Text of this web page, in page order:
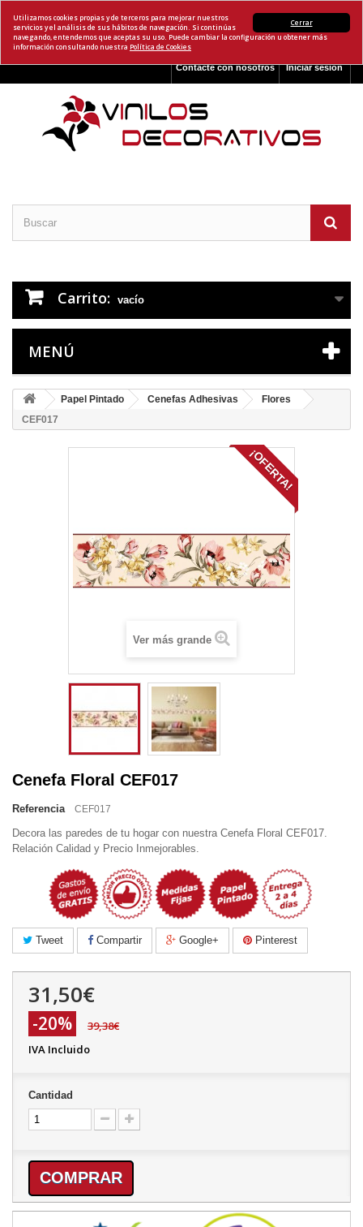
Cerrar
Utilizamos cookies propias y de terceros para mejorar nuestros
servicios y el análisis de sus hábitos de navegación. Si continúas
navegando, entendemos que aceptas su uso. Puede cambiar la configuración u obtener más
información consultando nuestra Política de Cookies
Iniciar sesión
Contacte con nosotros
Carrito: vacío
MENÚ
Papel Pintado Cenefas Adhesivas
Flores
CEF017
¡OFERTA!
Ver más grande
Cenefa Floral CEF017
Referencia CEF017
Decora las paredes de tu hogar con nuestra Cenefa Floral CEF017.
Relación Calidad y Precio Inmejorables.
Tweet Compartir Google+ Pinterest
31,50€
-20%
39,38€
IVA Incluido
Cantidad
COMPRAR